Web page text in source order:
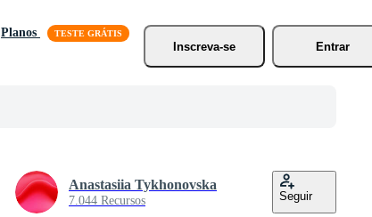
Planos
Inscreva-se
Entrar
Anastasiia Tykhonovska
7.044 Recursos Seguir